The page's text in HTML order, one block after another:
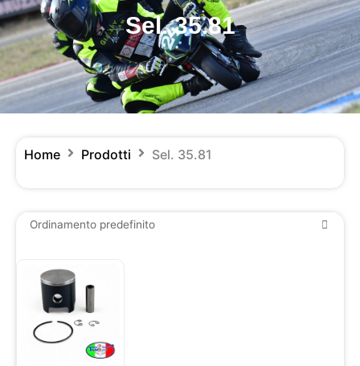
Sel. 35.81
Home Prodotti Sel. 35.81
Questo
prodotto
ha
più
varianti.